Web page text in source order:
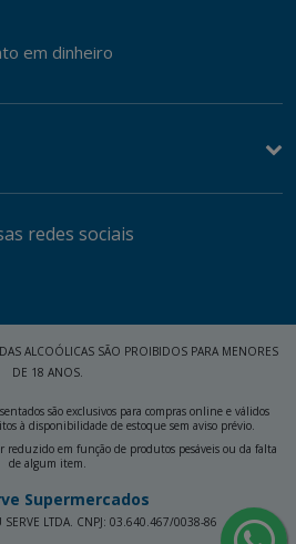
em dinheiro
redes sociais
ALCOÓLICAS SÃO PROIBIDOS PARA MENORES
DE 18 ANOS.
são exclusivos para compras online e válidos
à disponibilidade de estoque sem aviso prévio.
reduzido em função de produtos pesáveis ou da falta
de algum item.
Supermercados
SERVE LTDA. CNPJ: 03.640.467/0038-86